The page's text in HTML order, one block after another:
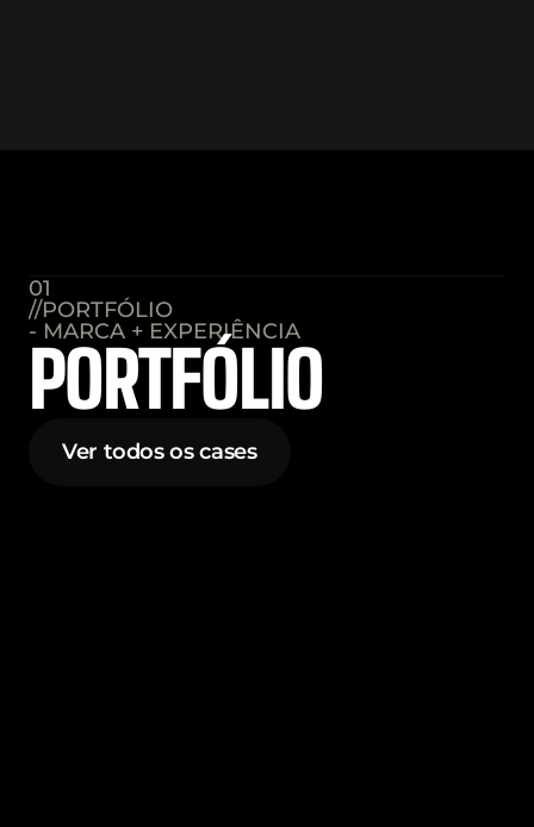
01
//PORTFÓLIO
- MARCA + EXPERIÊNCIA
PORTFÓLIO
Ver todos os cases